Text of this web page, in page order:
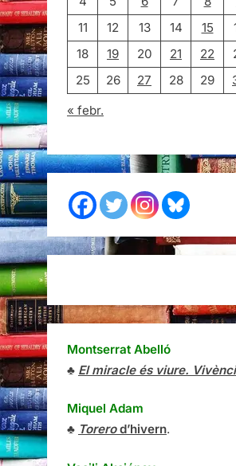
11
12 13 14 15
18
19 20 21 22
25
26 27 28 29
« febr.
Montserrat Abelló
♣ El miracle és viure.
Miquel Adam
♣ Torerod’hivern.